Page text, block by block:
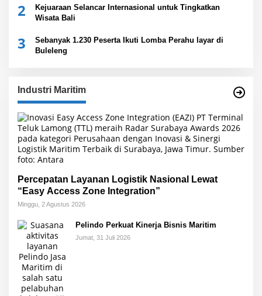
2
Kejuaraan Selancar Internasional untuk Tingkatkan
Wisata Bali
3
Sebanyak 1.230 Peserta Ikuti Lomba Perahu layar di
Buleleng
Industri Maritim
Percepatan Layanan Logistik Nasional Lewat
“Easy Access Zone Integration”
Minggu, 2 Agustus 2026
Pelindo Perkuat Kinerja Bisnis Maritim
Jumat, 31 Juli 2026